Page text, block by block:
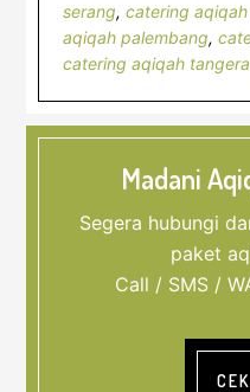
serang,catering
aqiqah palembang,
catering aqiqah
Madani
Segera hubungi
paket
Call / SMS /